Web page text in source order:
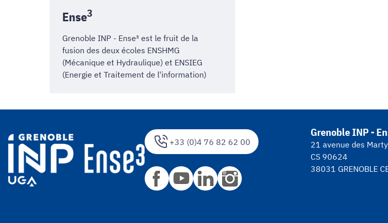
Ense3
Grenoble INP - Ense³ est le fruit de la
fusion des deux écoles ENSHMG
(Mécanique et Hydraulique) et ENSIEG
(Energie et Traitement de l'information)
+33 (0)4 76 82 62 00
Grenoble INP -
21 avenue des
CS 90624
38031 GRENOBLE